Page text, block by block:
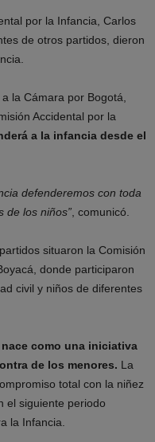
por la Infancia, Carlos
de otros partidos, dieron
la Cámara por Bogotá,
Accidental por la
a la infancia desde el
defenderemos con toda
de los niños”, comunicó.
situaron la Comisión
donde participaron
civil y niños de diferentes
como una iniciativa
de los menores. La
total con la niñez
el siguiente periodo
la Infancia.